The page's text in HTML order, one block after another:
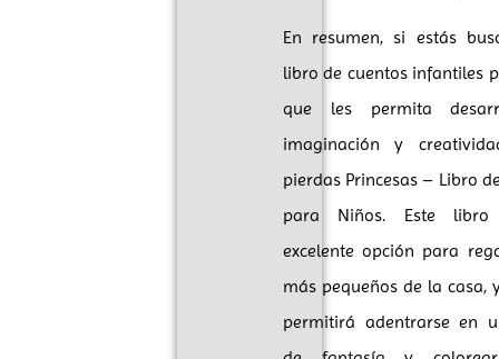
En resumen, si estás
libro de cuentos infantiles
que les permita
imaginación y
pierdas Princesas – Libro
para Niños. Este
excelente opción para
más pequeños de la casa,
permitirá adentrarse en